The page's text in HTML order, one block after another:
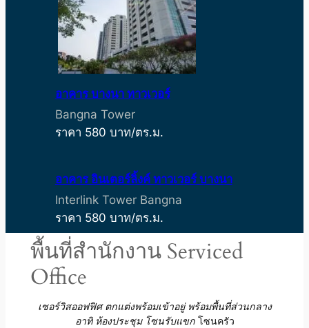
อาคาร บางนา ทาวเวอร์
Bangna Tower
ราคา 580 บาท/ตร.ม.
อาคาร อินเตอร์ลิ้งค์ ทาวเวอร์ บางนา
Interlink Tower Bangna
ราคา 580 บาท/ตร.ม.
พื้นที่สำนักงาน Serviced
Office
เซอร์วิสออฟฟิศ ตกแต่งพร้อมเข้าอยู่ พร้อมพื้นที่ส่วนกลาง
อาทิ ห้องประชุม โซนรับแขกโซนครัว